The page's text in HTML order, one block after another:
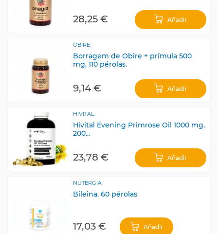
28,25 € Añadir
OBIRE
Borragem de Obire + prímula 500
mg, 110 pérolas.
9,14 € Añadir
HIVITAL
Hivital Evening Primrose Oil 1000 mg,
200...
23,78 € Añadir
NUTERGIA
Bileina, 60 pérolas
17,03 € Añadir